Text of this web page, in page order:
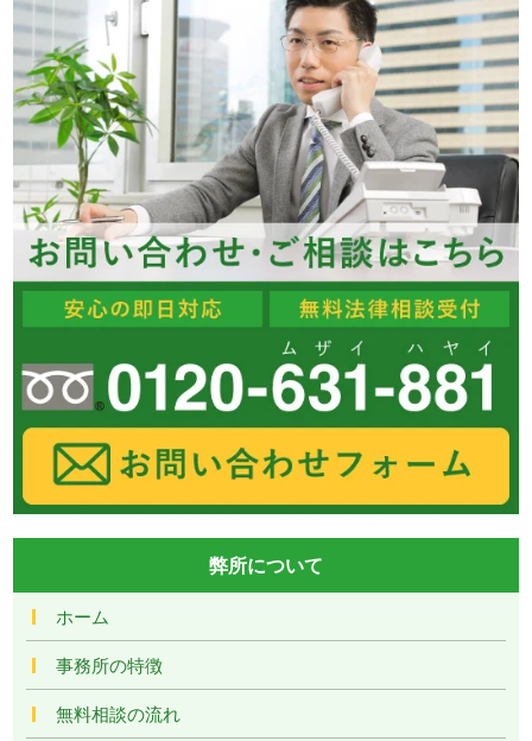
弊所について
ホーム
事務所の特徴
無料相談の流れ